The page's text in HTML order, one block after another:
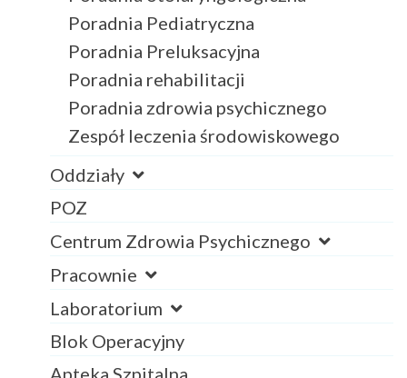
Poradnia Pediatryczna
Poradnia Preluksacyjna
Poradnia rehabilitacji
Poradnia zdrowia psychicznego
Zespół leczenia środowiskowego
Oddziały
POZ
Centrum Zdrowia Psychicznego
Pracownie
Laboratorium
Blok Operacyjny
Apteka Szpitalna